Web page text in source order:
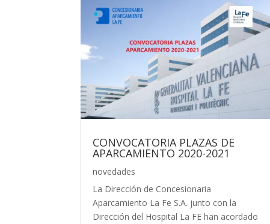
CONVOCATORIA PLAZAS DE
APARCAMIENTO 2020-2021
novedades
La Dirección de Concesionaria
Aparcamiento La Fe S.A. junto con la
Dirección del Hospital La FE han acordado